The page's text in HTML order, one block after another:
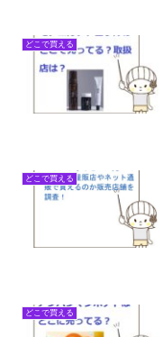
どこで買える
どこで買える
どこで買える